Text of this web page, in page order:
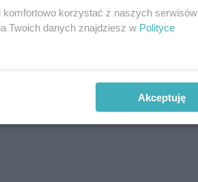
REKLAMA
komfortowo korzystać z naszych serwisów
Twoich danych znajdziesz w Polityce
Akceptuję